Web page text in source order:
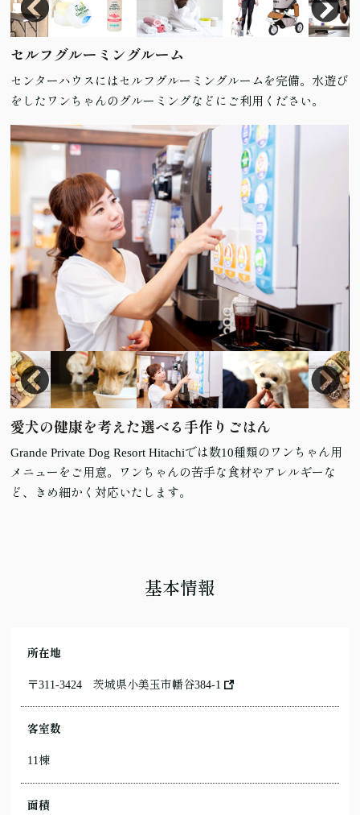
セルフグルーミングルーム
センターハウスにはセルフグルーミングルームを完備。水遊び
をしたワンちゃんのグルーミングなどにご利用ください。
愛犬の健康を考えた選べる手作りごはん
Grande Private Dog Resort Hitachiでは数10種類のワンちゃん用
メニューをご用意。ワンちゃんの苦手な食材やアレルギーな
ど、きめ細かく対応いたします。
基本情報
所在地
〒311-3424 茨城県小美玉市幡谷384-1
客室数
11棟
面積